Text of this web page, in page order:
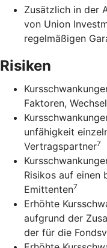
Zusätzlich in der
von Union
regelmäßigen
Risiken
Faktoren,
unfähigkeit
Vertragspartner7
Risikos auf einen
Emittenten7
Erhöhte
aufgrund der
der für die